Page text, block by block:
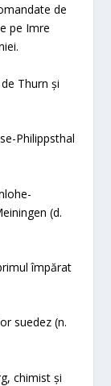
de
pe Imre
Thurn și
Philippsthal
(d.
împărat
suedez (n.
chimist și